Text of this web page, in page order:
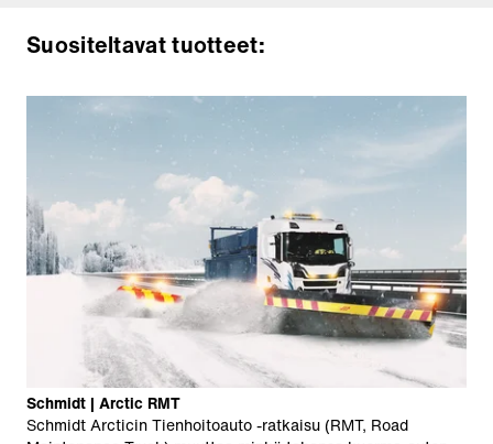
Suositeltavat tuotteet:
Schmidt | Arctic RMT
Schmidt Arcticin Tienhoitoauto -ratkaisu (RMT, Road